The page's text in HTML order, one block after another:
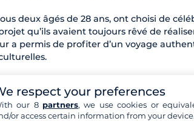
deux âgés de 28 ans, ont choisi de
qu’ils avaient toujours rêvé de
a permis de profiter d’un voyage
confort et authenticité
respect your preferences
our 8 partners, we use cookies or
or access certain information from your device.